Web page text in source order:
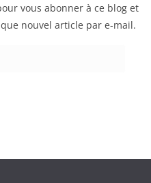
vous abonner à ce blog et
nouvel article par e-mail.